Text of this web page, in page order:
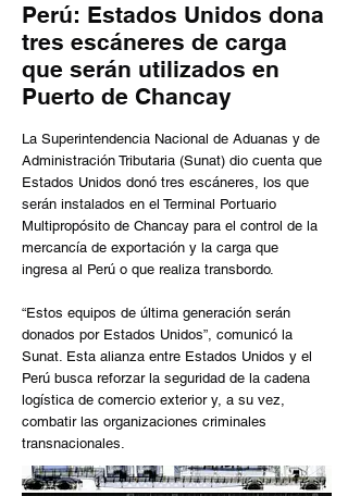
Perú: Estados Unidos dona
tres escáneres de carga
que serán utilizados en
Puerto de Chancay
La Superintendencia Nacional de Aduanas y de
Administración Tributaria (Sunat) dio cuenta que
Estados Unidos donó tres escáneres, los que
serán instalados en el Terminal Portuario
Multipropósito de Chancay para el control de la
mercancía de exportación y la carga que
ingresa al Perú o que realiza transbordo.
“Estos equipos de última generación serán
donados por Estados Unidos”, comunicó la
Sunat. Esta alianza entre Estados Unidos y el
Perú busca reforzar la seguridad de la cadena
logística de comercio exterior y, a su vez,
combatir las organizaciones criminales
transnacionales.